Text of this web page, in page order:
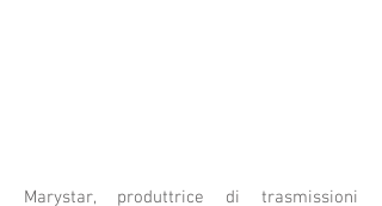
Marystar, produttrice di trasmissioni